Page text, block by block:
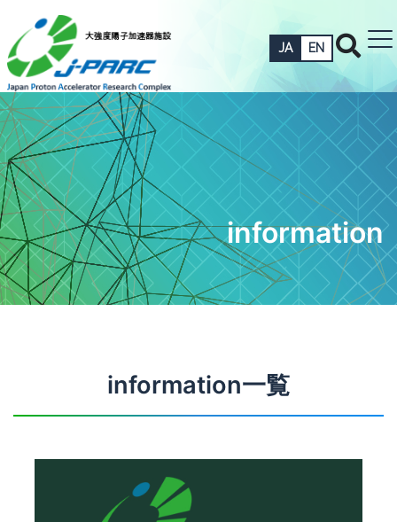
JA EN
information
information一覧